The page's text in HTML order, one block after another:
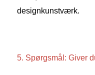
designkunstværk.
5. Spørgsmål: Giver